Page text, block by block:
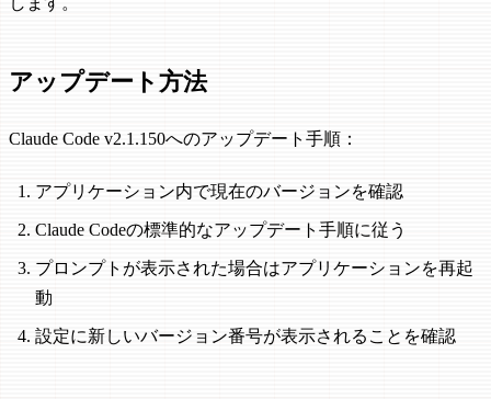
アップデート方法
Claude Code v2.1.150へのアップデート手順：
アプリケーション内で現在のバージョンを確認
Claude Codeの標準的なアップデート手順に従う
プロンプトが表示された場合はアプリケーションを再起
動
設定に新しいバージョン番号が表示されることを確認